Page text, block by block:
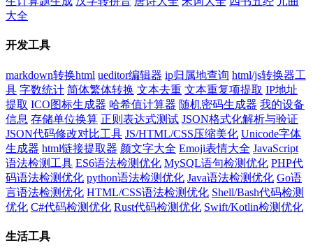
大全
开发工具
markdown转换html ueditor编辑器 ip归属地查询 html/js转换器工
具 字数统计 简体繁体转换 文本去重 文本重复项提取 IP地址
提取 ICO图标生成器 哈希值计算器 随机密码生成器 我的设备
信息 存储单位换算 正则表达式测试 JSON格式化解析与验证
JSON代码修改对比工具 JS/HTML/CSS压缩美化 Unicode字体
生成器 html链接提取器 颜文字大全 Emoji表情大全 JavaScript
语法检测工具 ES6语法检测优化 MySQL语句检测优化 PHP代
码语法检测优化 python语法检测优化 Java语法检测优化 Go语
言语法检测优化 HTML/CSS语法检测优化 Shell/Bash代码检测
优化 C#代码检测优化 Rust代码检测优化 Swift/Kotlin检测优化
生活工具